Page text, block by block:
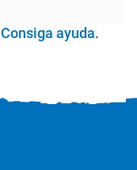
Consiga ayuda.